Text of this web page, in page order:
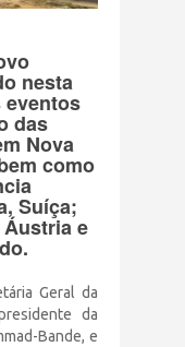
nesta
eventos
das
Nova
como
Suíça;
e
Geral da
da
Bande, e